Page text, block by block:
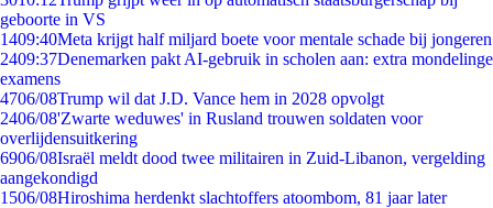
geboorte in VS
1409:40Meta krijgt half miljard boete voor mentale schade bij jongeren
2409:37Denemarken pakt AI-gebruik in scholen aan: extra mondelinge
examens
4706/08Trump wil dat J.D. Vance hem in 2028 opvolgt
2406/08'Zwarte weduwes' in Rusland trouwen soldaten voor
overlijdensuitkering
6906/08Israël meldt dood twee militairen in Zuid-Libanon, vergelding
aangekondigd
1506/08Hiroshima herdenkt slachtoffers atoombom, 81 jaar later